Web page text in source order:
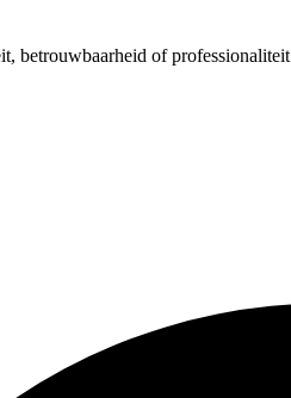
betrouwbaarheid of professionaliteit